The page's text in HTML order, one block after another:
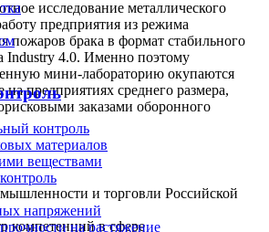
контроль
материалов
веществами
напряжений
на растяжение
исследование металлического
предприятия из режима
пожаров брака в формат стабильного
Industry 4.0. Именно поэтому
мини-лабораторию окупаются
на предприятиях среднего размера,
заказами оборонного